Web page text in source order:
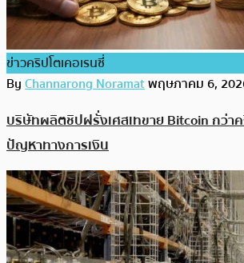
ข่าวคริปโตเคอเรนซี่
ByChannarong Noramatพฤษภาคม 6,
บริษัทผลิตชิปฝรั่งเศสเทขาย Bitcoin กว่า
ปัญหาทางการเงิน